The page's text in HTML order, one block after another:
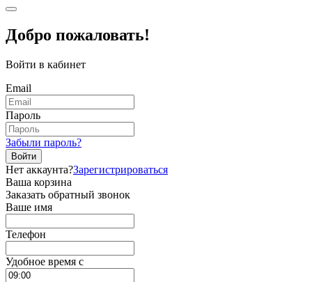
Добро пожаловать!
Войти в кабинет
Email
Пароль
Забыли пароль?
Войти
Нет аккаунта?Зарегистрироваться
Ваша корзина
Заказать обратный звонок
Ваше имя
Телефон
Удобное время c